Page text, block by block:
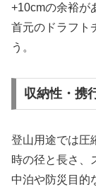
+10cmの余裕が
首元のドラフト
う。
収納性・携
登山用途では圧
時の径と長さ、
中泊や防災目的